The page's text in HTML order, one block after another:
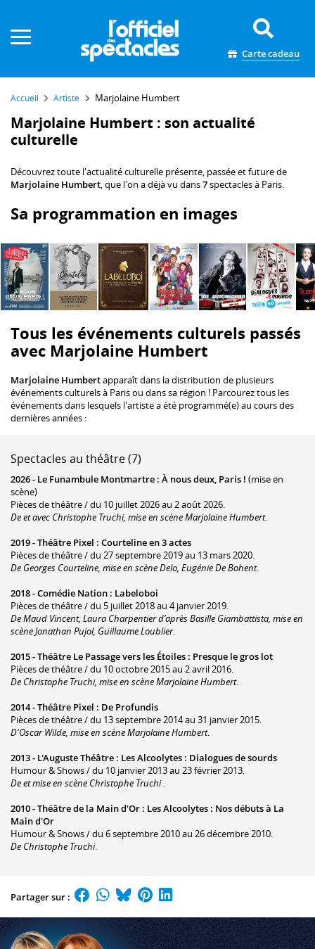
Carte cadeau
Accueil Artiste Marjolaine Humbert
Marjolaine Humbert : son actualité
culturelle
Découvrez toute l'actualité culturelle présente, passée et future de
Marjolaine Humbert, que l'on a déjà vu dans7spectacles à Paris.
Sa programmation en images
Tous les événements culturels passés
avec Marjolaine Humbert
Marjolaine Humbertapparaît dans la distribution de plusieurs
événements culturels à Paris ou dans sa région ! Parcourez tous les
événements dans lesquels l'artiste a été programmé(e) au cours des
dernières années :
Spectacles au théâtre (7)
2026 - Le Funambule Montmartre : À nous deux, Paris ! (mise en
scène)
Pièces de théâtre / du 10 juillet 2026 au 2 août 2026.
De et avec Christophe Truchi, mise en scène Marjolaine Humbert.
2019 -Théâtre Pixel : Courteline en 3 actes
Pièces de théâtre / du 27 septembre 2019 au 13 mars 2020.
De Georges Courteline, mise en scène Delo, Eugénie De Bohent.
2018 -Comédie Nation : Labeloboi
Pièces de théâtre / du 5 juillet 2018 au 4 janvier 2019.
De Maud Vincent, Laura Charpentier d’après Basille Giambattista, mise en
scène Jonathan Pujol, Guillaume Loublier.
2015 -Théâtre Le Passage vers les Étoiles : Presque le gros lot
Pièces de théâtre / du 10 octobre 2015 au 2 avril 2016.
De Christophe Truchi, mise en scène Marjolaine Humbert.
2014 -Théâtre Pixel : De Profundis
Pièces de théâtre / du 13 septembre 2014 au 31 janvier 2015.
D'Oscar Wilde, mise en scène Marjolaine Humbert.
2013 - L'Auguste Théâtre : Les Alcoolytes : Dialogues de sourds
Humour & Shows / du 10 janvier 2013 au 23 février 2013.
De et mise en scène Christophe Truchi.
2010 -Théâtre de la Main d'Or : Les Alcoolytes : Nos débuts à La
Main d'Or
Humour & Shows / du 6 septembre 2010 au 26 décembre 2010.
De Christophe Truchi.
Partager sur :